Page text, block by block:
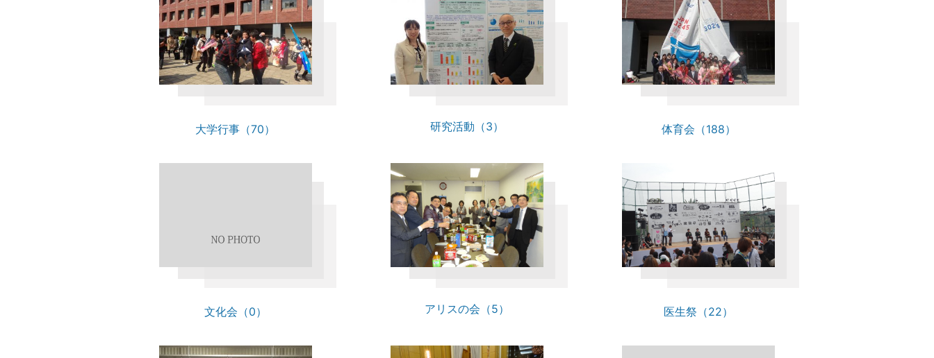
大学行事（70） 研究活動（3） 体育会（188）
文化会（0） アリスの会（5） 医生祭（22）